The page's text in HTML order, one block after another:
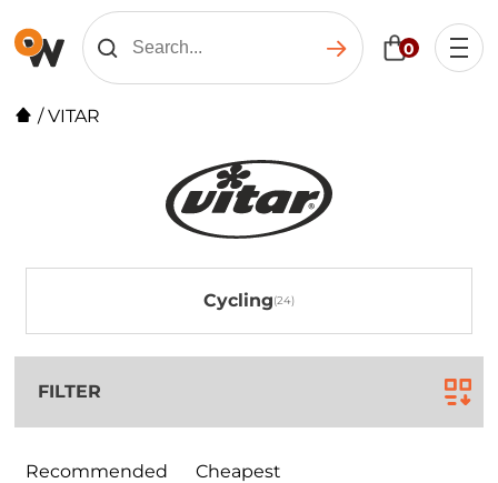
0
/VITAR
Cycling
FILTER
Recommended Cheapest